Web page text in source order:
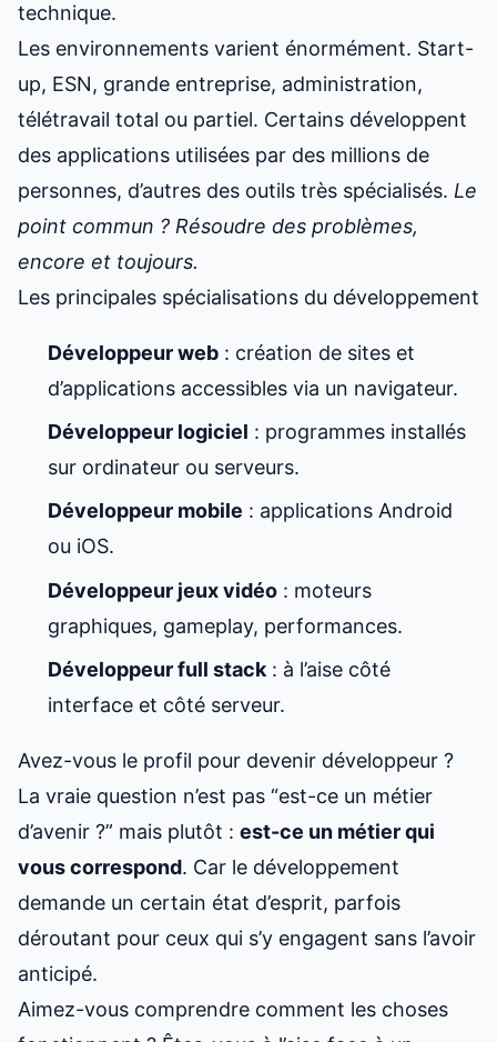
technique.
Les environnements varient énormément. Start-
up, ESN, grande entreprise, administration,
télétravail total ou partiel. Certains développent
des applications utilisées par des millions de
personnes, d’autres des outils très spécialisés. Le
point commun ? Résoudre des problèmes,
encore et toujours.
Les principales spécialisations du développement
Développeur web : création de sites et
d’applications accessibles via un navigateur.
Développeur logiciel : programmes installés
sur ordinateur ou serveurs.
Développeur mobile : applications Android
ou iOS.
Développeur jeux vidéo : moteurs
graphiques, gameplay, performances.
Développeur full stack : à l’aise côté
interface et côté serveur.
Avez-vous le profil pour devenir développeur ?
La vraie question n’est pas “est-ce un métier
d’avenir ?” mais plutôt : est-ce un métier qui
vous correspond. Car le développement
demande un certain état d’esprit, parfois
déroutant pour ceux qui s’y engagent sans l’avoir
anticipé.
Aimez-vous comprendre comment les choses